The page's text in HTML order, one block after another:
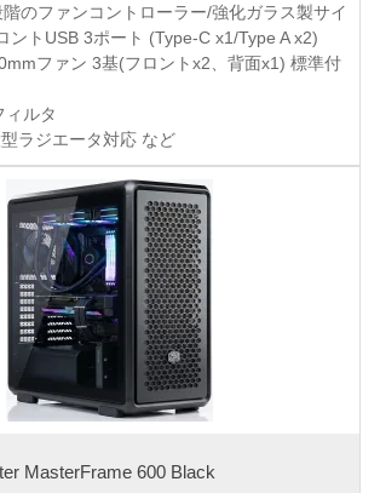
のファンコントローラー/強化ガラス製サイ
ントUSB 3ポート (Type-C x1/Type A x2)
ファン 3基(フロントx2、背面x1) 標準付
ィルタ
ラジエータ対応 など
MasterFrame 600 Black